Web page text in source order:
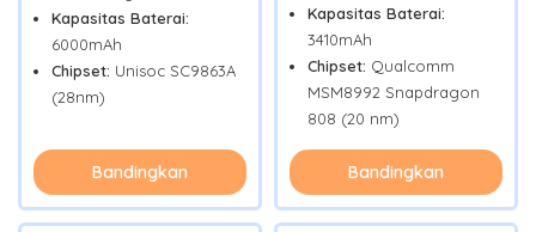
Kapasitas Baterai:
6000mAh
Chipset: Unisoc SC9863A
(28nm)
Bandingkan
Kapasitas Baterai:
3410mAh
Chipset: Qualcomm
MSM8992 Snapdragon
808 (20 nm)
Bandingkan